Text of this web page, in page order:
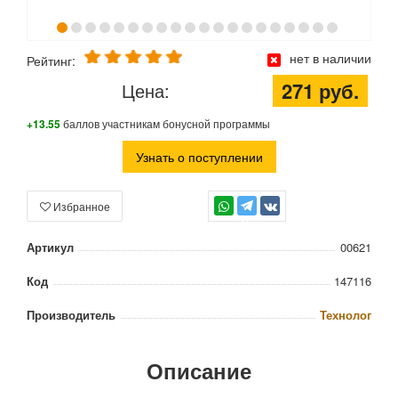
Рейтинг: нет в наличии
Цена: 271 руб.
+13.55баллов участникам бонусной программы
Узнать о поступлении
TG
Избранное
Артикул
00621
Код
147116
Производитель
Технолог
Описание